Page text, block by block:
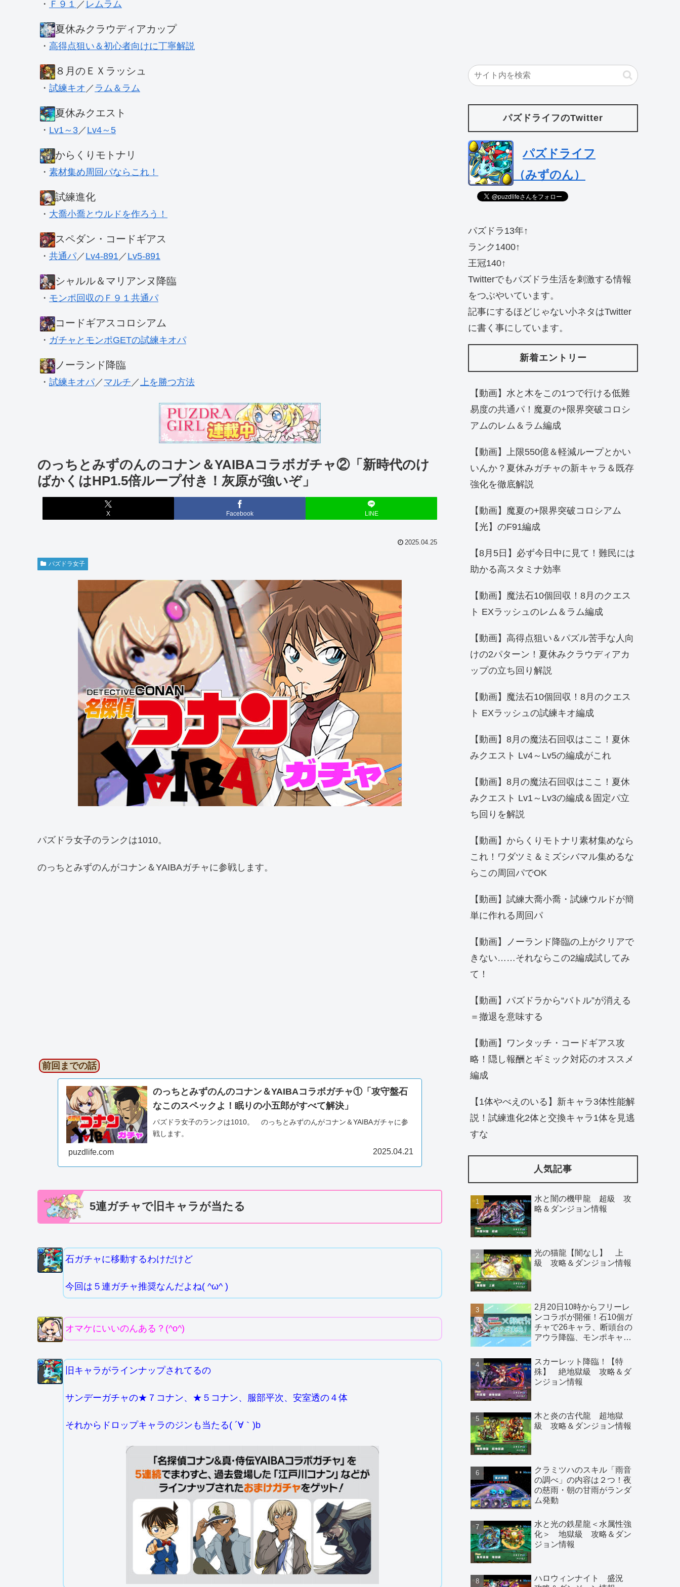
・ Ｆ９１ ／ レムラム
夏休みクラウディアカップ
・ 高得点狙い＆初心者向けに丁寧解説
８月のＥＸラッシュ
・ 試練キオ ／ ラム＆ラム
夏休みクエスト
・ Lv1～3 ／ Lv4～5
からくりモトナリ
・ 素材集め周回パならこれ！
試練進化
・ 大喬小喬とウルドを作ろう！
スペダン・コードギアス
・ 共通パ／ Lv4-891 ／ Lv5-891
シャルル＆マリアンヌ降臨
・ モンポ回収のＦ９１共通パ
コードギアスコロシアム
・ ガチャとモンポGETの試練キオパ
ノーランド降臨
・ 試練キオパ／ マルチ ／ 上を勝つ方法
のっちとみずのんのコナン＆YAIBAコラボガチャ②「新時代のけ
ばかくはHP1.5倍ループ付き！灰原が強いぞ」
X Facebook LINE
2025.04.25
パズドラ女子
パズドラ女子のランクは1010。
のっちとみずのんがコナン＆YAIBAガチャに参戦します。
前回までの話
のっちとみずのんのコナン＆YAIBAコラボガチャ①「攻守盤石
なこのスペックよ！眠りの小五郎がすべて解決」
パズドラ女子のランクは1010。 のっちとみずのんがコナン＆YAIBAガチャに参
戦します。
puzdlife.com 2025.04.21
5連ガチャで旧キャラが当たる
石ガチャに移動するわけだけど
今回は５連ガチャ推奨なんだよね( ^ω^ )
オマケにいいのんある？(^o^)
旧キャラがラインナップされてるの
サンデーガチャの★７コナン、★５コナン、服部平次、安室透の４体
それからドロップキャラのジンも当たる( ´∀｀)b
パズドライフのTwitter
パズドライフ
（みずのん）
パズドラ13年↑
ランク1400↑
王冠140↑
Twitterでもパズドラ生活を刺激する情報
をつぶやいています。
記事にするほどじゃない小ネタはTwitter
に書く事にしています。
新着エントリー
【動画】水と木をこの1つで行ける低難
易度の共通パ！魔夏の+限界突破コロシ
アムのレム＆ラム編成
【動画】上限550億＆軽減ループとかい
いんか？夏休みガチャの新キャラ＆既存
強化を徹底解説
【動画】魔夏の+限界突破コロシアム
【光】のF91編成
【8月5日】必ず今日中に見て！難民には
助かる高スタミナ効率
【動画】魔法石10個回収！8月のクエス
ト EXラッシュのレム＆ラム編成
【動画】高得点狙い＆パズル苦手な人向
けの2パターン！夏休みクラウディアカ
ップの立ち回り解説
【動画】魔法石10個回収！8月のクエス
ト EXラッシュの試練キオ編成
【動画】8月の魔法石回収はここ！夏休
みクエスト Lv4～Lv5の編成がこれ
【動画】8月の魔法石回収はここ！夏休
みクエスト Lv1～Lv3の編成＆固定パ立
ち回りを解説
【動画】からくりモトナリ素材集めなら
これ！ワダツミ＆ミズシバマル集めるな
らこの周回パでOK
【動画】試練大喬小喬・試練ウルドが簡
単に作れる周回パ
【動画】ノーランド降臨の上がクリアで
きない……それならこの2編成試してみ
て！
【動画】パズドラから“バトル”が消える
＝撤退を意味する
【動画】ワンタッチ・コードギアス攻
略！隠し報酬とギミック対応のオススメ
編成
【1体やべえのいる】新キャラ3体性能解
説！試練進化2体と交換キャラ1体を見逃
すな
人気記事
水と闇の機甲龍 超級 攻
略＆ダンジョン情報
光の猫龍【闇なし】 上
級 攻略＆ダンジョン情報
2月20日10時からフリーレ
ンコラボが開催！石10個ガ
チャで26キャラ、断頭台の
アウラ降臨、モンポキャラ
スカーレット降臨！【特
殊】 絶地獄級 攻略＆ダ
ンジョン情報
木と炎の古代龍 超地獄
級 攻略＆ダンジョン情報
クラミツハのスキル「雨音
の調べ」の内容は２つ！夜
の慈雨・朝の甘雨がランダ
ム発動
水と光の鉄星龍＜水属性強
化＞ 地獄級 攻略＆ダン
ジョン情報
ハロウィンナイト 盛況